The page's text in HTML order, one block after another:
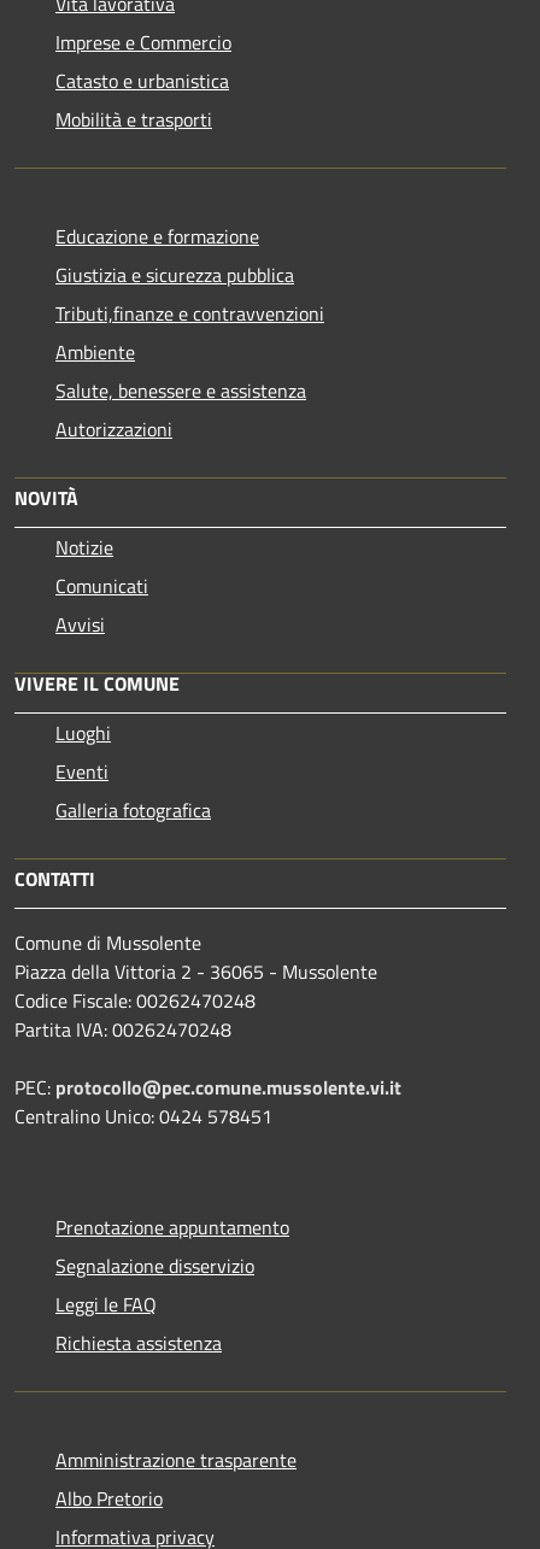
Imprese e Commercio
Catasto e urbanistica
Mobilità e trasporti
Educazione e formazione
Giustizia e sicurezza pubblica
Tributi,finanze e contravvenzioni
Ambiente
Salute, benessere e assistenza
Autorizzazioni
NOVITÀ
Notizie
Comunicati
Avvisi
VIVERE IL COMUNE
Luoghi
Eventi
Galleria fotografica
CONTATTI
Comune di Mussolente
Piazza della Vittoria 2 - 36065 - Mussolente
Codice Fiscale: 00262470248
Partita IVA: 00262470248
PEC: protocollo@pec.comune.mussolente.vi.it
Centralino Unico: 0424 578451
Prenotazione appuntamento
Segnalazione disservizio
Leggi le FAQ
Richiesta assistenza
Amministrazione trasparente
Albo Pretorio
Informativa privacy